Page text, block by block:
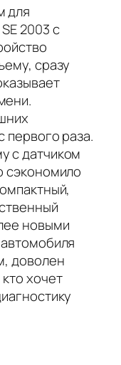
для
2003 с
сразу
первого раза.
с датчиком
сэкономило
новыми
доволен
хочет